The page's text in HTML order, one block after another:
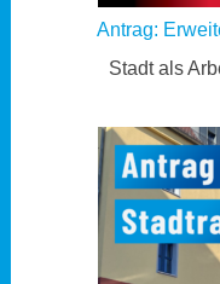
Antrag:
Stadt als